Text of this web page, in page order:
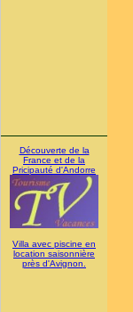
Découverte de la
France et de la
Pricipauté d'Andorre
Villa avec piscine en
location saisonnière
près d'Avignon.